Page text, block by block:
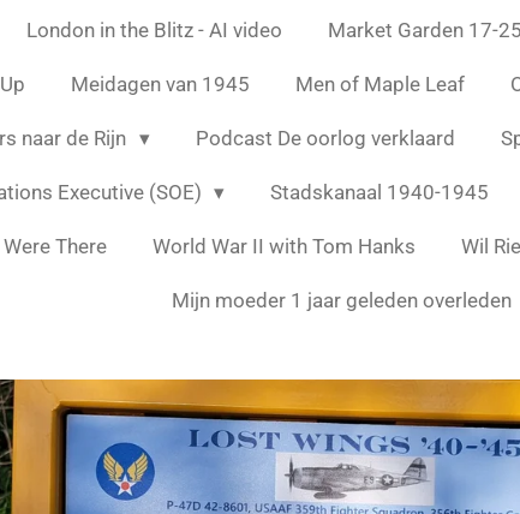
London in the Blitz - AI video Market Garden 17-
Meidagen van 1945 Men of Maple Leaf
naar de Rijn Podcast De oorlog verklaard
Executive (SOE) Stadskanaal 1940-1945
There World War II with Tom Hanks Wil
Mijn moeder 1 jaar geleden overleden